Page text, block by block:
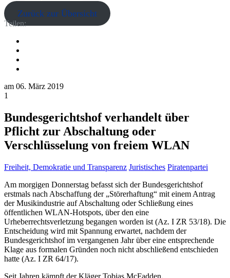
Zurück zur Übersicht
Teilen:
am 06. März 2019
1
Bundesgerichtshof verhandelt über
Pflicht zur Abschaltung oder
Verschlüsselung von freiem WLAN
Freiheit, Demokratie und Transparenz Juristisches Piratenpartei
Am morgigen Donnerstag befasst sich der Bundesgerichtshof
erstmals nach Abschaffung der „Störerhaftung“ mit einem Antrag
der Musikindustrie auf Abschaltung oder Schließung eines
öffentlichen WLAN-Hotspots, über den eine
Urheberrechtsverletzung begangen worden ist (Az. I ZR 53/18). Die
Entscheidung wird mit Spannung erwartet, nachdem der
Bundesgerichtshof im vergangenen Jahr über eine entsprechende
Klage aus formalen Gründen noch nicht abschließend entschieden
hatte (Az. I ZR 64/17).
Seit Jahren kämpft der Kläger Tobias McFadden,